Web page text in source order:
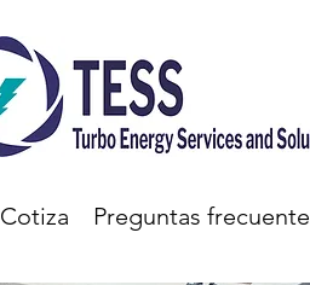
Cotiza Preguntas